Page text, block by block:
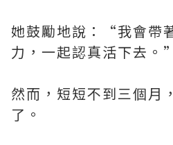
她鼓勵地說：“我會帶
力，一起認真活下去。”
然而，短短不到三個月
了。